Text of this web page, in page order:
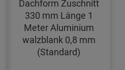
Dachform Zuschnitt
330 mm Länge 1
Meter Aluminium
walzblank 0,8 mm
(Standard)